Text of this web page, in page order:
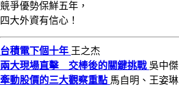
競爭優勢保鮮五年，
四大外資有信心！
台積電下個十年 王之杰
兩大現場直擊 交棒後的關鍵挑戰 吳中傑
牽動股價的三大觀察重點 馬自明、王姿琳